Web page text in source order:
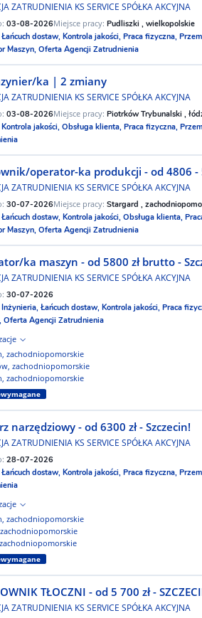
ZATRUDNIENIA KS SERVICE SPÓŁKA AKCYJNA
03-08-2026Miejsce pracy: Pudliszki , wielkopolskie
Łańcuch dostaw, Kontrola jakości, Praca fizyczna,
Maszyn, Oferta Agencji Zatrudnienia
ka | 2 zmiany
ZATRUDNIENIA KS SERVICE SPÓŁKA AKCYJNA
03-08-2026Miejsce pracy: Piotrków Trybunalski ,
Kontrola jakości, Obsługa klienta, Praca fizyczna,
operator-ka produkcji - od 4806 -
ZATRUDNIENIA KS SERVICE SPÓŁKA AKCYJNA
30-07-2026Miejsce pracy: Stargard ,
Łańcuch dostaw, Kontrola jakości, Obsługa klienta,
Maszyn, Oferta Agencji Zatrudnienia
ka maszyn - od 5800 zł brutto -
ZATRUDNIENIA KS SERVICE SPÓŁKA AKCYJNA
30-07-2026
Inżynieria, Łańcuch dostaw, Kontrola jakości, Praca
Oferta Agencji Zatrudnienia
zachodniopomorskie
zachodniopomorskie
zachodniopomorskie
narzędziowy - od 6300 zł - Szczecin!
ZATRUDNIENIA KS SERVICE SPÓŁKA AKCYJNA
28-07-2026
Łańcuch dostaw, Kontrola jakości, Praca fizyczna,
zachodniopomorskie
zachodniopomorskie
TŁOCZNI - od 5 700 zł -
ZATRUDNIENIA KS SERVICE SPÓŁKA AKCYJNA